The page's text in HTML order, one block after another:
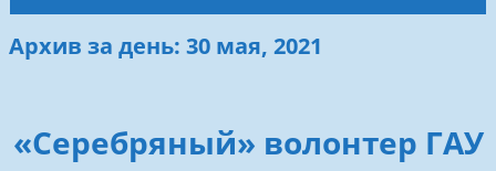
Архив за день: 30 мая, 2021
«Серебряный» волонтер ГАУ